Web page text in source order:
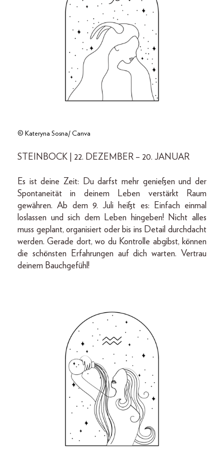
© Kateryna Sosna/ Canva
STEINBOCK | 22. DEZEMBER – 20. JANUAR
Es ist deine Zeit: Du darfst mehr genießen und der
Spontaneität in deinem Leben verstärkt Raum
gewähren. Ab dem 9. Juli heißt es: Einfach einmal
loslassen und sich dem Leben hingeben! Nicht alles
muss geplant, organisiert oder bis ins Detail durchdacht
werden. Gerade dort, wo du Kontrolle abgibst, können
die schönsten Erfahrungen auf dich warten. Vertrau
deinem Bauchgefühl!